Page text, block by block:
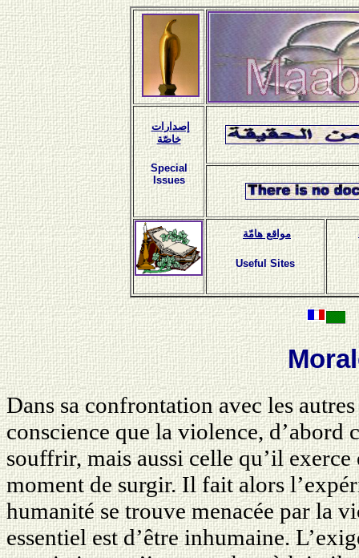
إصدارات
خاصّة
Special
Issues
مواقع هامّة
Useful Sites
Dans sa confrontation avec les
conscience que la violence, d’abord
souffrir, mais aussi celle qu’il
moment de surgir. Il fait alors
humanité se trouve menacée par la
essentiel est d’être inhumaine.